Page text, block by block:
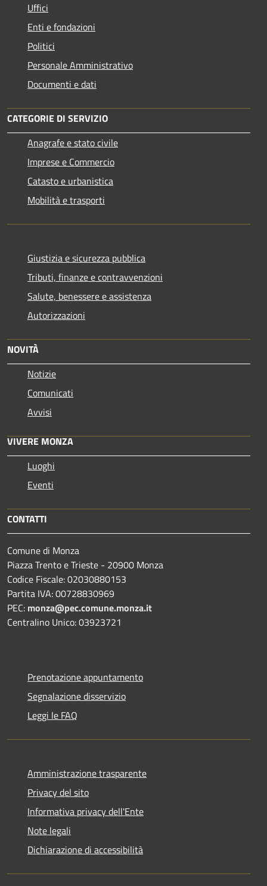
Uffici
Enti e fondazioni
Politici
Personale Amministrativo
Documenti e dati
CATEGORIE DI SERVIZIO
Anagrafe e stato civile
Imprese e Commercio
Catasto e urbanistica
Mobilità e trasporti
Giustizia e sicurezza pubblica
Tributi, finanze e contravvenzioni
Salute, benessere e assistenza
Autorizzazioni
NOVITÀ
Notizie
Comunicati
Avvisi
VIVERE MONZA
Luoghi
Eventi
CONTATTI
Comune di Monza
Piazza Trento e Trieste - 20900 Monza
Codice Fiscale: 02030880153
Partita IVA: 00728830969
PEC: monza@pec.comune.monza.it
Centralino Unico: 03923721
Prenotazione appuntamento
Segnalazione disservizio
Leggi le FAQ
Amministrazione trasparente
Privacy del sito
Informativa privacy dell'Ente
Note legali
Dichiarazione di accessibilità